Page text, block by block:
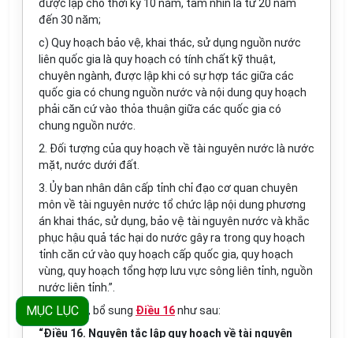
được lập cho thời kỳ 10 năm, tầm nhìn là từ 20 năm
đến 30 năm;
c) Quy hoạch bảo vệ, khai thác, sử dụng nguồn nước
liên quốc gia là quy hoạch có tính chất kỹ thuật,
chuyên ngành, được lập khi có sự hợp tác giữa các
quốc gia có chung nguồn nước và nội dung quy hoạch
phải căn cứ vào thỏa thuận giữa các quốc gia có
chung nguồn nước.
2. Đối tượng của quy hoạch về tài nguyên nước là nước
mặt, nước dưới đất.
3. Ủy ban nhân dân cấp tỉnh chỉ đạo cơ quan chuyên
môn về tài nguyên nước tổ chức lập nội dung phương
án khai thác, sử dụng, bảo vệ tài nguyên nước và khắc
phục hậu quả tác hại do nước gây ra trong quy hoạch
tỉnh căn cứ vào quy hoạch cấp quốc gia, quy hoạch
vùng, quy hoạch tổng hợp lưu vực sông liên tỉnh, nguồn
nước liên tỉnh.”.
5. Sửa đổi, bổ sung Điều 16như sau:
“Điều 16. Nguyên tắc lập quy hoạch về tài nguyên
MỤC LỤC